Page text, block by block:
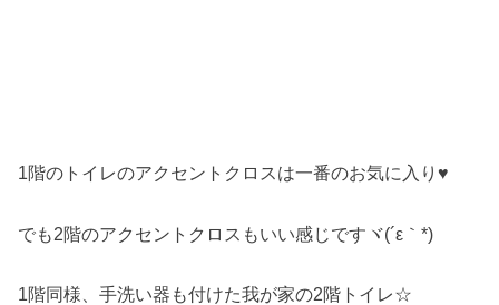
1階のトイレのアクセントクロスは一番のお気に入り♥
でも2階のアクセントクロスもいい感じですヾ(´ε｀*)ゝ
1階同様、手洗い器も付けた我が家の2階トイレ☆